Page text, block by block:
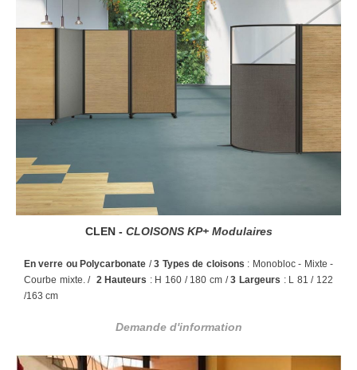
CLEN - CLOISONS KP+ Modulaires
En verre ou Polycarbonate /3 Types de cloisons : Monobloc - Mixte -
Courbe mixte. / 2 Hauteurs : H 160 / 180 cm /3 Largeurs : L 81 / 122
/163 cm
Demande d'information